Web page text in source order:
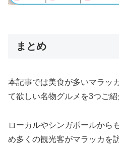
まとめ
本記事では美食が多いマラッ
て欲しい名物グルメを3つご紹
ローカルやシンガポールから
め多くの観光客がマラッカを